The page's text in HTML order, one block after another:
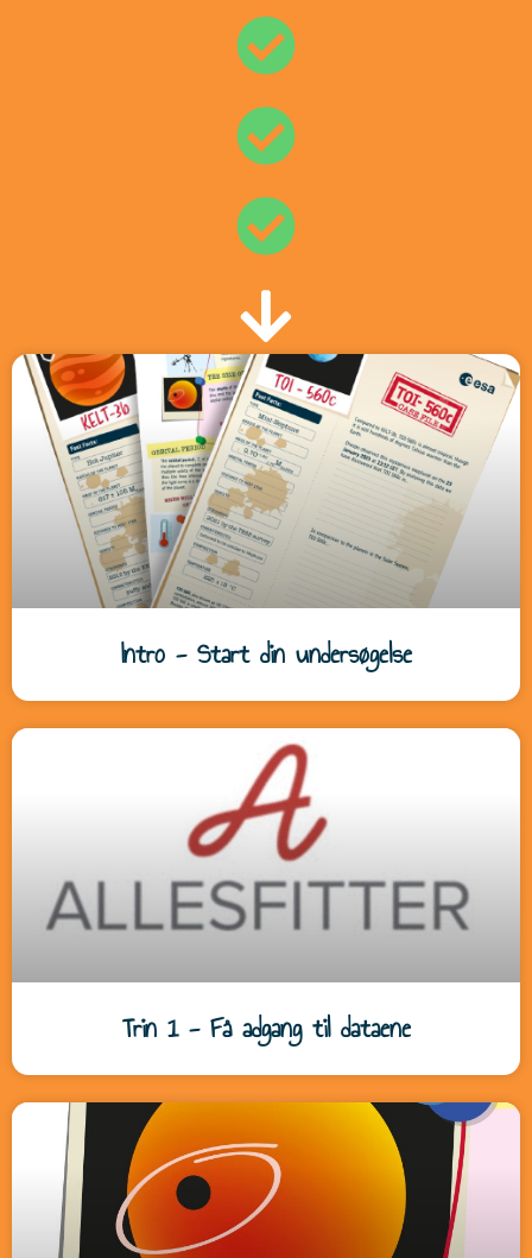
Intro - Start din undersøgelse
Trin 1 - Få adgang til dataene